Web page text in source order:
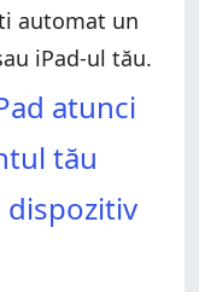
automat un
iPad-ul tău.
atunci
tău
dispozitiv